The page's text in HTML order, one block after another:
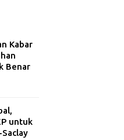
Kabar
Benar
untuk